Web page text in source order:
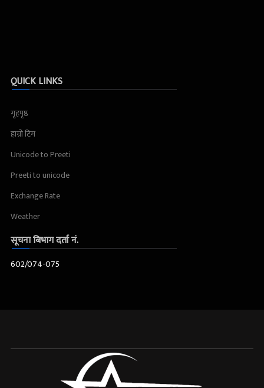
QUICK LINKS
गृहपृष्ठ
हाम्रो टिम
Unicode to Preeti
Preeti to unicode
Exchange Rate
Weather
सूचना बिभाग दर्ता नं.
602/074-075